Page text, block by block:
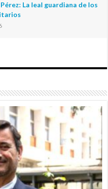
La leal guardiana de los